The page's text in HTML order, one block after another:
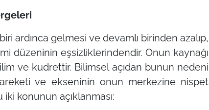
ardınca gelmesi ve devamlı birinden azalıp,
düzeninin eşsizliklerindendir. Onun kaynağı
ve kudrettir. Bilimsel açıdan bunun nedeni
ve ekseninin onun merkezine nispet
iki konunun açıklanması: